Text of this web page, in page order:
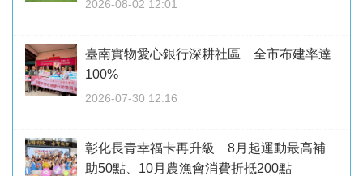
2026-08-02 12:01
臺南實物愛心銀行深耕社區 全市布建率達
100%
2026-07-30 12:16
彰化長青幸福卡再升級 8月起運動最高補
助50點、10月農漁會消費折抵200點